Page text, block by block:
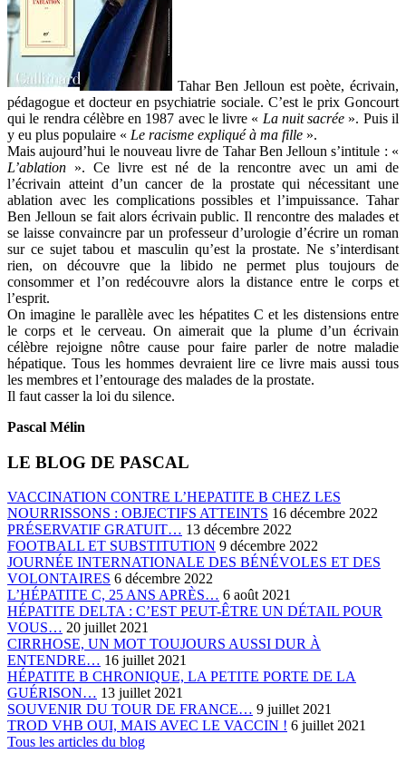
Tahar Ben Jelloun est poète, écrivain,
pédagogue et docteur en psychiatrie sociale. C’est le prix Goncourt
qui le rendra célèbre en 1987 avec le livre « La nuit sacrée ». Puis il
y eu plus populaire « Le racisme expliqué à ma fille ».
Mais aujourd’hui le nouveau livre de Tahar Ben Jelloun s’intitule : «
L’ablation ». Ce livre est né de la rencontre avec un ami de
l’écrivain atteint d’un cancer de la prostate qui nécessitant une
ablation avec les complications possibles et l’impuissance. Tahar
Ben Jelloun se fait alors écrivain public. Il rencontre des malades et
se laisse convaincre par un professeur d’urologie d’écrire un roman
sur ce sujet tabou et masculin qu’est la prostate. Ne s’interdisant
rien, on découvre que la libido ne permet plus toujours de
consommer et l’on redécouvre alors la distance entre le corps et
l’esprit.
On imagine le parallèle avec les hépatites C et les distensions entre
le corps et le cerveau. On aimerait que la plume d’un écrivain
célèbre rejoigne nôtre cause pour faire parler de notre maladie
hépatique. Tous les hommes devraient lire ce livre mais aussi tous
les membres et l’entourage des malades de la prostate.
Il faut casser la loi du silence.
Pascal Mélin
LE BLOG DE PASCAL
VACCINATION CONTRE L’HEPATITE B CHEZ LES
NOURRISSONS : OBJECTIFS ATTEINTS 16 décembre 2022
PRÉSERVATIF GRATUIT… 13 décembre 2022
FOOTBALL ET SUBSTITUTION 9 décembre 2022
JOURNÉE INTERNATIONALE DES BÉNÉVOLES ET DES
VOLONTAIRES 6 décembre 2022
L’HÉPATITE C, 25 ANS APRÈS… 6 août 2021
HÉPATITE DELTA : C’EST PEUT-ÊTRE UN DÉTAIL POUR
VOUS… 20 juillet 2021
CIRRHOSE, UN MOT TOUJOURS AUSSI DUR À
ENTENDRE… 16 juillet 2021
HÉPATITE B CHRONIQUE, LA PETITE PORTE DE LA
GUÉRISON… 13 juillet 2021
SOUVENIR DU TOUR DE FRANCE… 9 juillet 2021
TROD VHB OUI, MAIS AVEC LE VACCIN ! 6 juillet 2021
Tous les articles du blog